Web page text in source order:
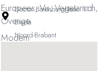
Europees, Vis, Vegetarisch,
Overige
Modern
Doctor Batenburghlaan 111
Breda
Noord-Brabant